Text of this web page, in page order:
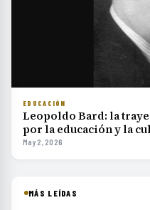
EDUCACIÓN
Leopoldo Bard: la
por la educación y la
May 2, 2026
MÁS LEÍDAS